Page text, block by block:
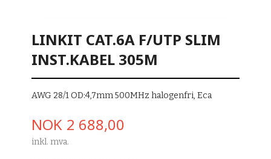
LINKIT CAT.6A F/UTP SLIM
INST.KABEL 305M
AWG 28/1 OD:4,7mm 500MHz halogenfri, Eca
Pris
NOK 2 688,00
inkl. mva.